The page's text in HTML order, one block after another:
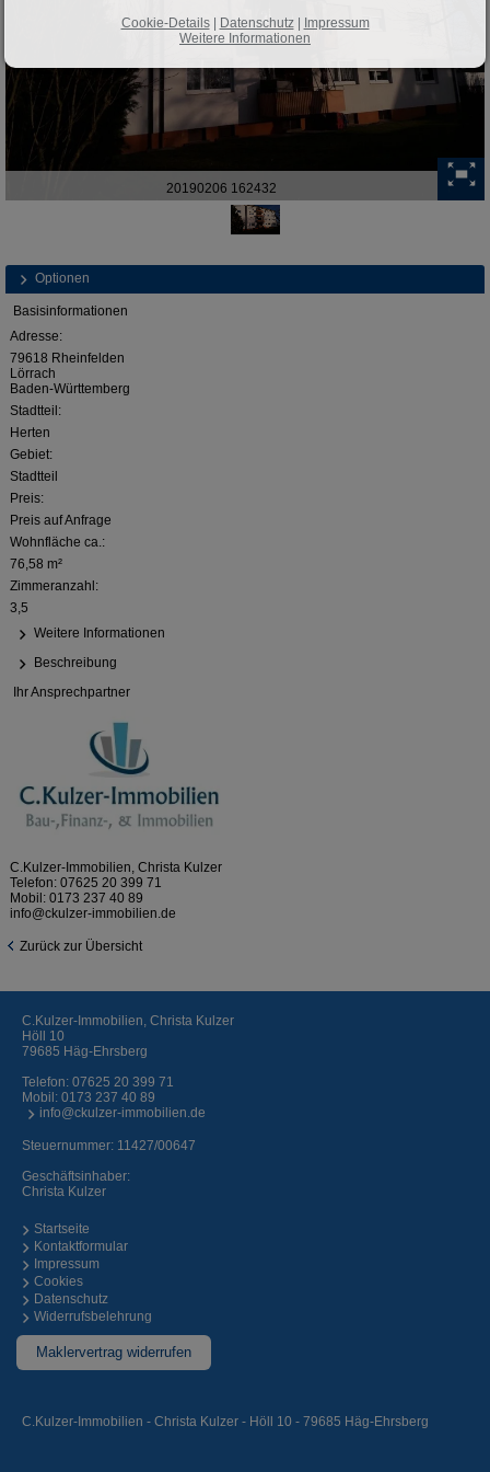
20190206 162432
Optionen
Basisinformationen
Adresse:
79618 Rheinfelden
Lörrach
Baden-Württemberg
Stadtteil:
Herten
Gebiet:
Stadtteil
Preis:
Preis auf Anfrage
Wohnfläche ca.:
76,58 m²
Zimmeranzahl:
3,5
Weitere Informationen
Beschreibung
Ihr Ansprechpartner
C.Kulzer-Immobilien, Christa Kulzer
Telefon: 07625 20 399 71
Mobil: 0173 237 40 89
info@ckulzer-immobilien.de
Zurück zur Übersicht
C.Kulzer-Immobilien, Christa Kulzer
Höll 10
79685 Häg-Ehrsberg
Telefon: 07625 20 399 71
Mobil: 0173 237 40 89
info@ckulzer-immobilien.de
Steuernummer: 11427/00647
Geschäftsinhaber:
Christa Kulzer
Startseite
Kontaktformular
Impressum
Cookies
Datenschutz
Widerrufsbelehrung
Maklervertrag widerrufen
C.Kulzer-Immobilien - Christa Kulzer - Höll 10 - 79685 Häg-Ehrsberg
Cookie-Details| Datenschutz| Impressum
Weitere Informationen